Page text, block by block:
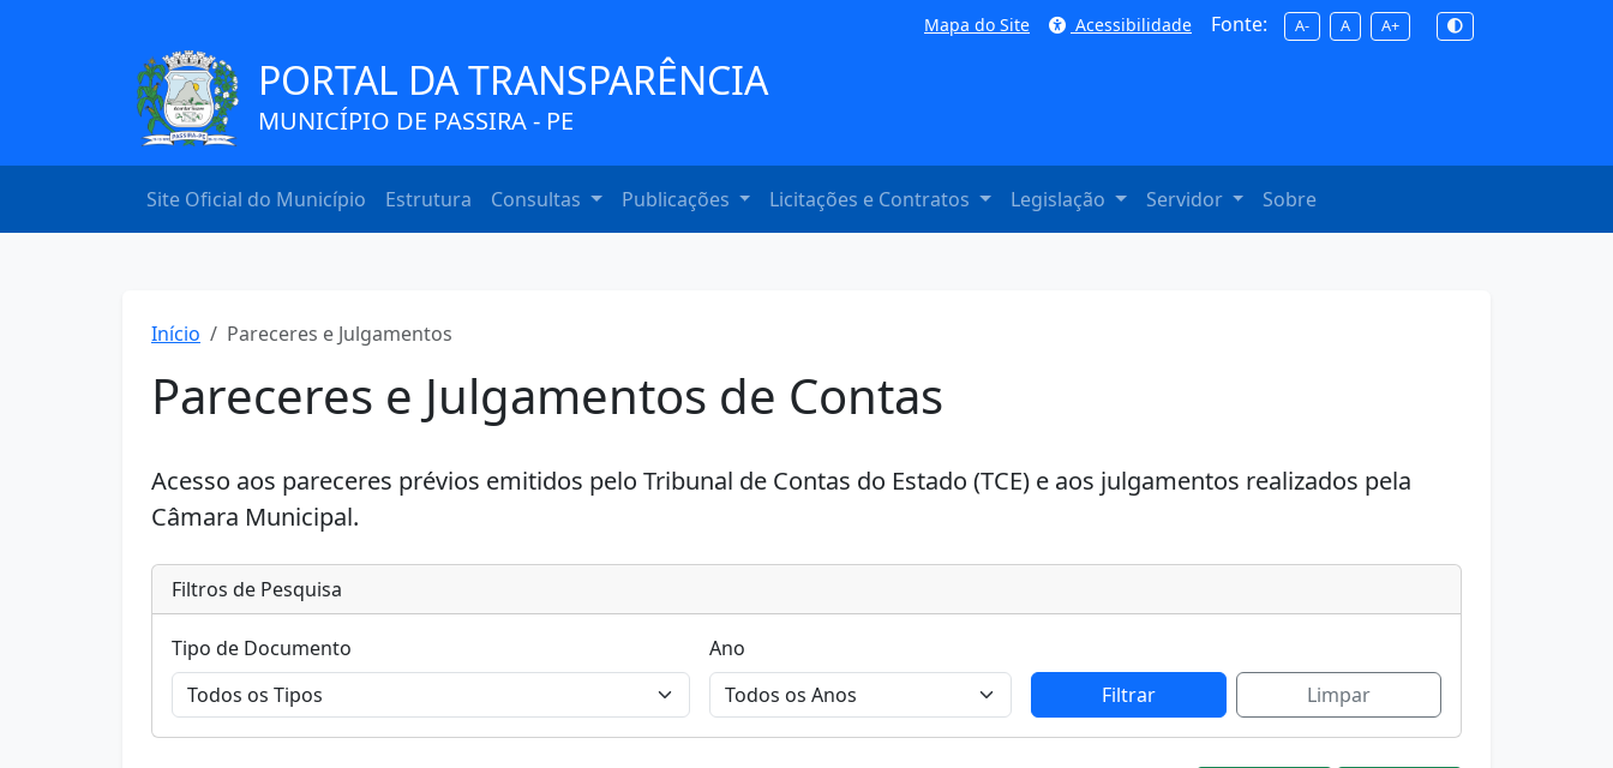
Mapa do Site Acessibilidade Fonte: A- A A+
PORTAL DA TRANSPARÊNCIA
MUNICÍPIO DE PASSIRA - PE
Site Oficial do Município Estrutura Consultas Publicações Licitações e Contratos Legislação Servidor Sobre
Início Pareceres e Julgamentos
Pareceres e Julgamentos de Contas
Acesso aos pareceres prévios emitidos pelo Tribunal de Contas do Estado (TCE) e aos julgamentos realizados pela
Câmara Municipal.
Filtros de Pesquisa
Tipo de Documento
Ano
Filtrar
Limpar